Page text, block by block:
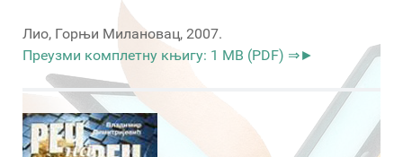
Лио, Горњи Милановац, 2007.
Преузми комплетну књигу: 1 MB (PDF) ⇒►